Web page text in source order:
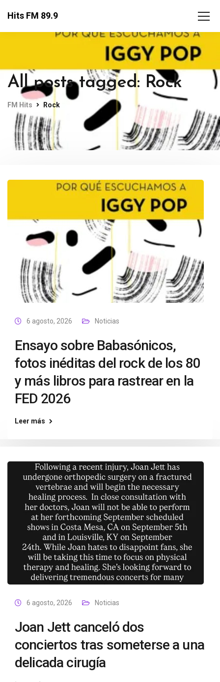
Hits FM 89.9
All posts tagged: Rock
FM Hits Rock
6 agosto, 2026 Noticias
Ensayo sobre Babasónicos,
fotos inéditas del rock de los 80
y más libros para rastrear en la
FED 2026
Leer más
6 agosto, 2026 Noticias
Joan Jett canceló dos
conciertos tras someterse a una
delicada cirugía